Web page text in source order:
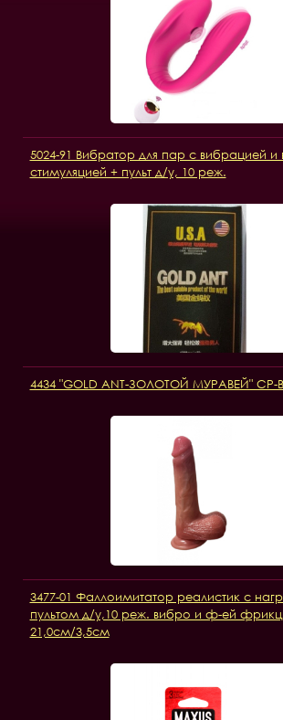
5024-91 Вибратор для пар с вибрацией и
стимуляцией + пульт д/у, 10 реж.
4434 "GOLD ANT-ЗОЛОТОЙ МУРАВЕЙ"
3477-01 Фаллоимитатор реалистик с
пультом д/у,10 реж. вибро и ф-ей
21,0см/3,5см